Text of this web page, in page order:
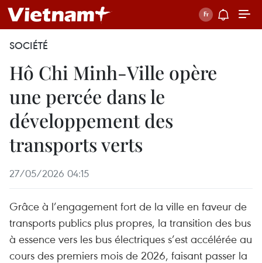
SOCIÉTÉ
Hô Chi Minh-Ville opère
une percée dans le
développement des
transports verts
27/05/2026 04:15
Grâce à l’engagement fort de la ville en faveur de
transports publics plus propres, la transition des bus
à essence vers les bus électriques s’est accélérée au
cours des premiers mois de 2026, faisant passer la